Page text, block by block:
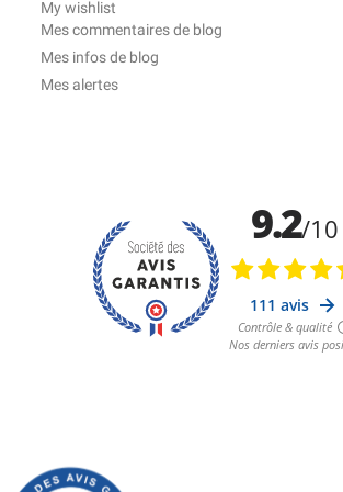
My wishlist
Mes commentaires de blog
Mes infos de blog
Mes alertes